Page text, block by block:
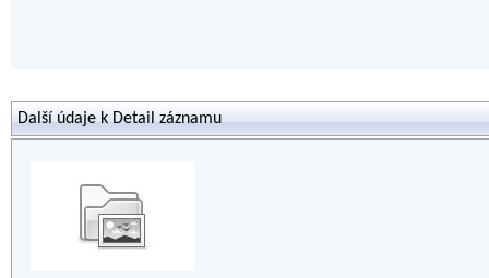
Další údaje k Detail záznamu